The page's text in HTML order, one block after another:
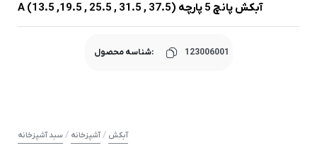
آبکش پانچ 5 پارچه A (13.5 ,19.5 , 25.5 , 31.5 , 37.5)
شناسه محصول: 123006001
آبکش /آشپزخانه / سبد آشپزخانه